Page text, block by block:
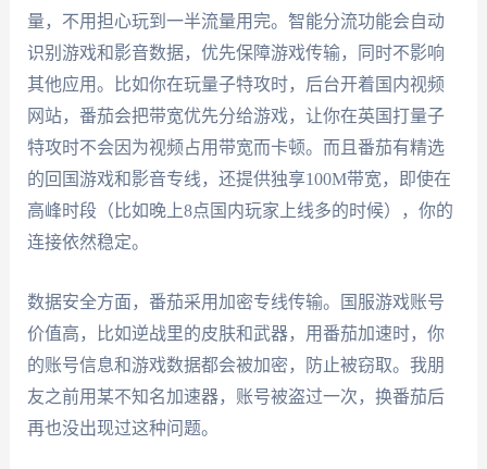
量，不用担心玩到一半流量用完。智能分流功能会自动
识别游戏和影音数据，优先保障游戏传输，同时不影响
其他应用。比如你在玩量子特攻时，后台开着国内视频
网站，番茄会把带宽优先分给游戏，让你在英国打量子
特攻时不会因为视频占用带宽而卡顿。而且番茄有精选
的回国游戏和影音专线，还提供独享100M带宽，即使在
高峰时段（比如晚上8点国内玩家上线多的时候），你的
连接依然稳定。
数据安全方面，番茄采用加密专线传输。国服游戏账号
价值高，比如逆战里的皮肤和武器，用番茄加速时，你
的账号信息和游戏数据都会被加密，防止被窃取。我朋
友之前用某不知名加速器，账号被盗过一次，换番茄后
再也没出现过这种问题。